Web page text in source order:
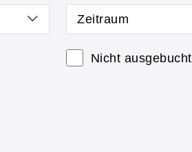
Zeitraum
Nicht ausgebucht